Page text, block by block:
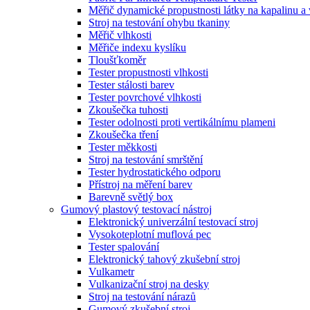
Měřič dynamické propustnosti látky na kapalinu a
Stroj na testování ohybu tkaniny
Měřič vlhkosti
Měřiče indexu kyslíku
Tloušťkoměr
Tester propustnosti vlhkosti
Tester stálosti barev
Tester povrchové vlhkosti
Zkoušečka tuhosti
Tester odolnosti proti vertikálnímu plameni
Zkoušečka tření
Tester měkkosti
Stroj na testování smrštění
Tester hydrostatického odporu
Přístroj na měření barev
Barevně světlý box
Gumový plastový testovací nástroj
Elektronický univerzální testovací stroj
Vysokoteplotní muflová pec
Tester spalování
Elektronický tahový zkušební stroj
Vulkametr
Vulkanizační stroj na desky
Stroj na testování nárazů